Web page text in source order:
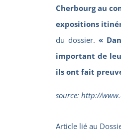
Cherbourg au
expositions
du dossier. «
important de
ils ont fait
source: http://
Article lié au